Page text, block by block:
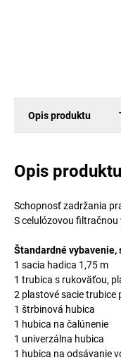
Opis produktu
Opis produktu
Schopnosť zadržania
S celulózovou filtračnou
Štandardné vybavenie,
1 sacia hadica 1,75 m
1 trubica s rukoväťou,
2 plastové sacie trubice
1 štrbinová hubica
1 hubica na čalúnenie
1 univerzálna hubica
1 hubica na odsávanie